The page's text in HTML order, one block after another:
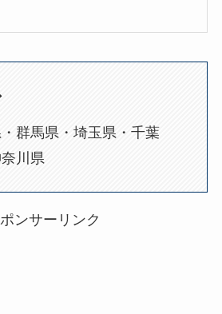
群馬県・埼玉県・千葉
川県
ンサーリンク